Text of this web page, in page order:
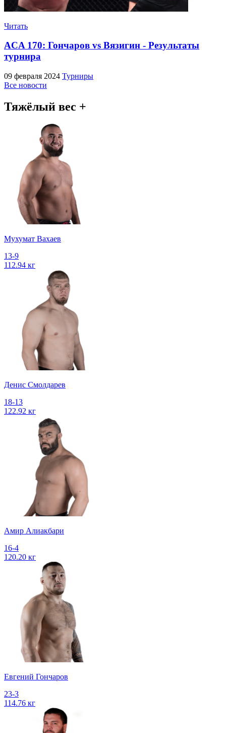
Читать
ACA 170: Гончаров vs Вязигин - Результаты
турнира
09 февраля 2024 Турниры
Все новости
Тяжёлый вес +
Мухумат Вахаев
13-9
112.94 кг
Денис Смолдарев
18-13
122.92 кг
Амир Алиакбари
16-4
120.20 кг
Евгений Гончаров
23-3
114.76 кг